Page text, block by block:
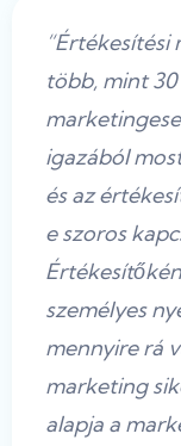
több, mint
igazából
és az
e szoros
személyes
mennyire rá
marketing
alapja a